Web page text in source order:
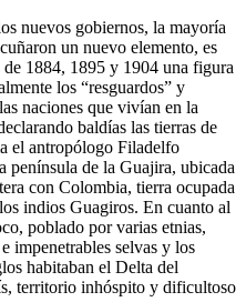
nuevos gobiernos, la mayoría
un nuevo elemento, es
de 1884, 1895 y 1904 una figura
los “resguardos” y
naciones que vivían en la
baldías las tierras de
el antropólogo Filadelfo
península de la Guajira, ubicada
con Colombia, tierra ocupada
indios Guagiros. En cuanto al
poblado por varias etnias,
impenetrables selvas y los
habitaban el Delta del
territorio inhóspito y dificultoso